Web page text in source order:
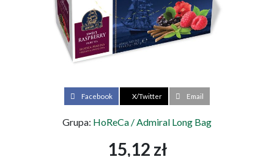
Facebook X/Twitter Email
Grupa: HoReCa / Admiral Long Bag
15,12 zł